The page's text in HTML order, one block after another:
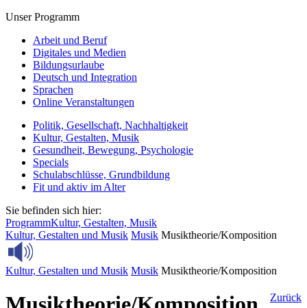
Unser Programm
Arbeit und Beruf
Digitales und Medien
Bildungsurlaube
Deutsch und Integration
Sprachen
Online Veranstaltungen
Politik, Gesellschaft, Nachhaltigkeit
Kultur, Gestalten, Musik
Gesundheit, Bewegung, Psychologie
Specials
Schulabschlüsse, Grundbildung
Fit und aktiv im Alter
Sie befinden sich hier:
ProgrammKultur, Gestalten, Musik
Kultur, Gestalten und Musik Musik Musiktheorie/Komposition
Kultur, Gestalten und Musik Musik Musiktheorie/Komposition
Zurück